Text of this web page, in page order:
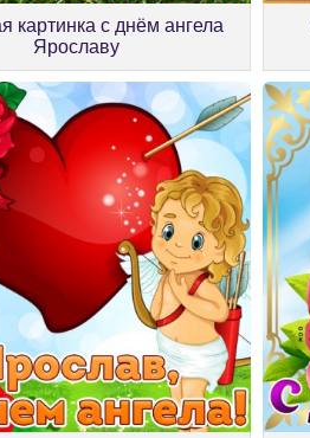
картинка с днём ангела
Ярославу